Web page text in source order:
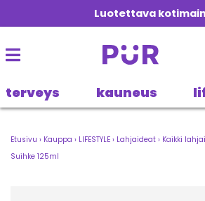
Luotettava
terveys kauneus
Etusivu › Kauppa › LIFESTYLE › Lahjaideat › Kaikki
Suihke 125ml